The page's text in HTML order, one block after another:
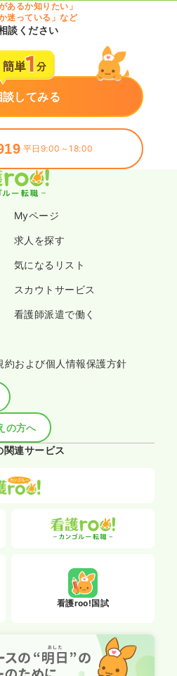
あるか知りたい」
迷っている」など
談ください
してみる
平日9:00～18:00
Myページ
求人を探す
気になるリスト
スカウトサービス
看護師派遣で働く
および個人情報保護方針
の方へ
連サービス
看護roo!国試